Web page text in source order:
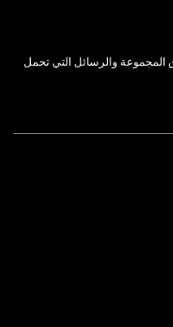
والرسائل التي تحمل